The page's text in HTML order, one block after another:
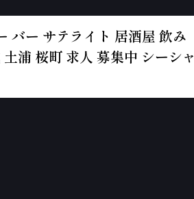
ー サテライト 居酒屋 飲み
浦 桜町 求人 募集中 シーシャ